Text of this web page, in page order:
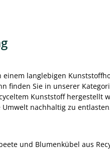
einem langlebigen
finden Sie in unserer
Kunststoff hergestellt
nachhaltig zu
und Blumenkübel aus